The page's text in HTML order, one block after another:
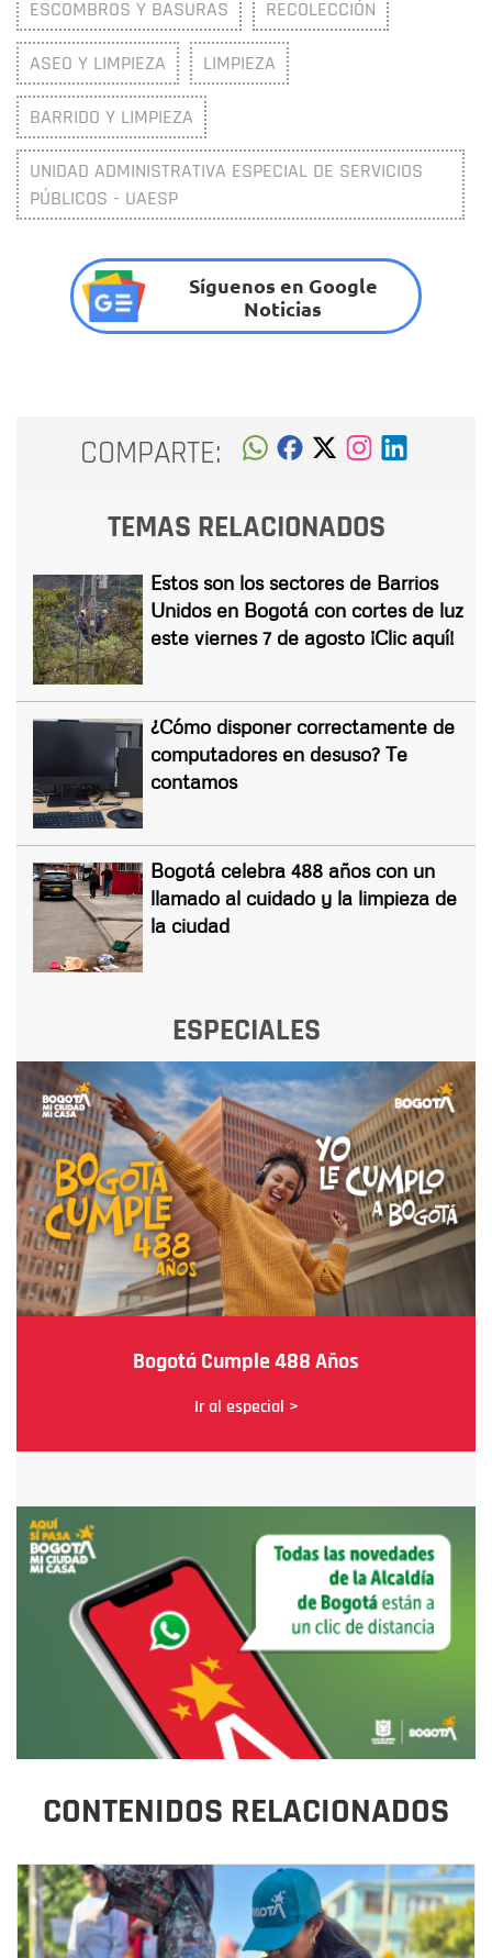
ESCOMBROS Y BASURAS RECOLECCIÓN
ASEO Y LIMPIEZA LIMPIEZA
BARRIDO Y LIMPIEZA
UNIDAD ADMINISTRATIVA ESPECIAL DE SERVICIOS
PÚBLICOS - UAESP
Síguenos en Google
Noticias
COMPARTE:
TEMAS RELACIONADOS
Estos son los sectores de Barrios
Unidos en Bogotá con cortes de luz
este viernes 7 de agosto ¡Clic aquí!
¿Cómo disponer correctamente de
computadores en desuso? Te
contamos
Bogotá celebra 488 años con un
llamado al cuidado y la limpieza de
la ciudad
ESPECIALES
Bogotá Cumple 488 Años
Ir al especial >
CONTENIDOS RELACIONADOS